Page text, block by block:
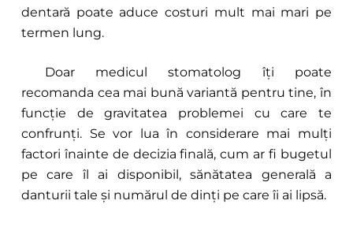
dentară poate aduce costuri mult mai mari pe
termen lung.
Doar medicul stomatolog îți poate
recomanda cea mai bună variantă pentru tine, în
funcție de gravitatea problemei cu care te
confrunți. Se vor lua în considerare mai mulți
factori înainte de decizia finală, cum ar fi bugetul
pe care îl ai disponibil, sănătatea generală a
danturii tale și numărul de dinți pe care îi ai lipsă.